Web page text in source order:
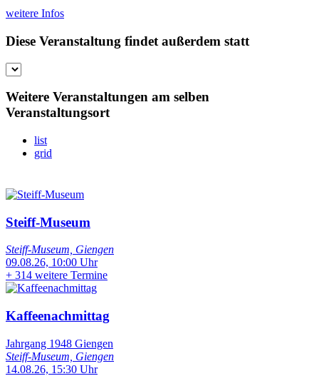
weitere Infos
Diese Veranstaltung findet außerdem statt
Weitere Veranstaltungen am selben
Veranstaltungsort
list
grid
Steiff-Museum
Steiff-Museum, Giengen
09.08.26, 10:00 Uhr
+ 314 weitere Termine
Kaffeenachmittag
Jahrgang 1948 Giengen
Steiff-Museum, Giengen
14.08.26, 15:30 Uhr